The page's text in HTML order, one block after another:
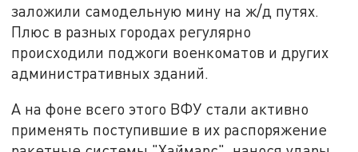
заложили самодельную мину на ж/д путях.
Плюс в разных городах регулярно
происходили поджоги военкоматов и других
административных зданий.
А на фоне всего этого ВФУ стали активно
применять поступившие в их распоряжение